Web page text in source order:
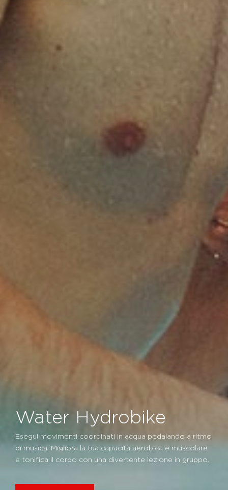
Water Hydrobike
Esegui movimenti coordinati in acqua pedalando a ritmo
di musica. Migliora la tua capacità aerobica e muscolare
e tonifica il corpo con una divertente lezione in gruppo.